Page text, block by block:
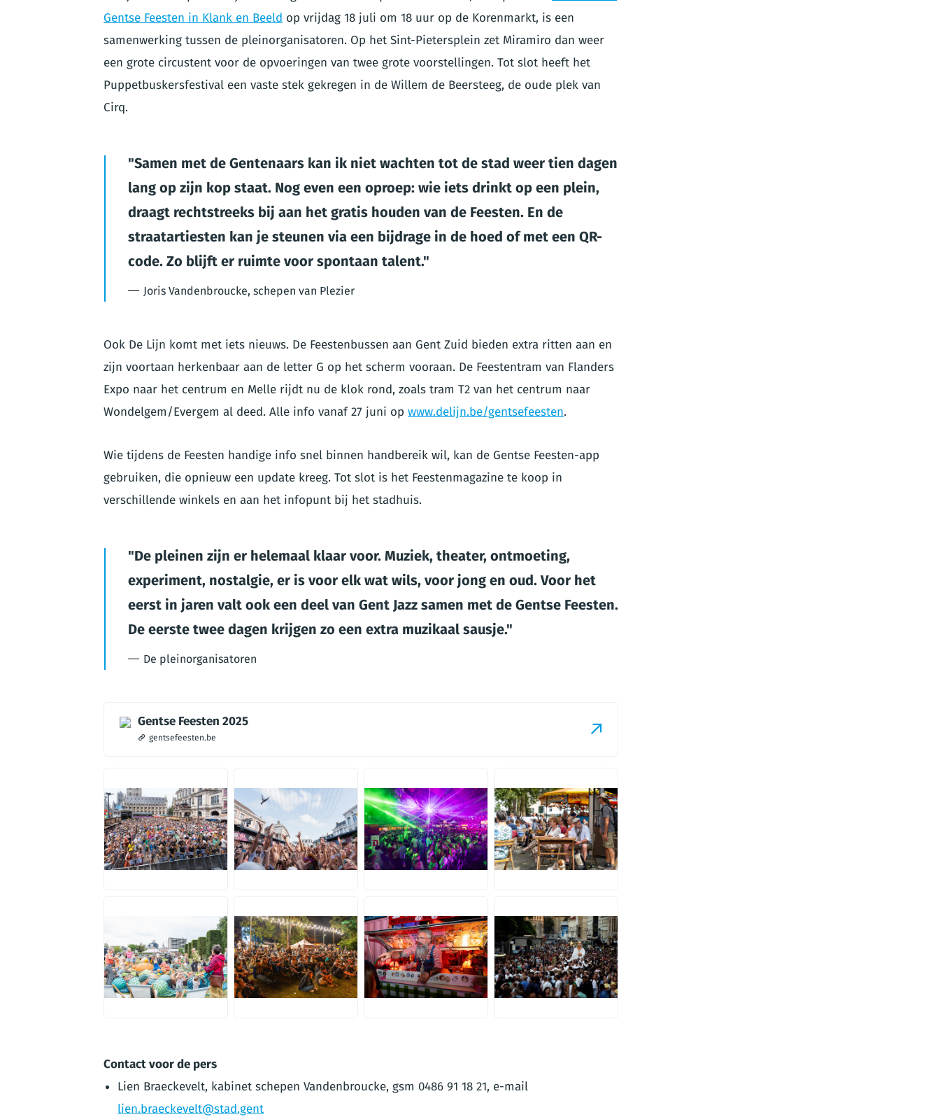
Gentse Feesten in Klank en Beeld op vrijdag 18 juli om 18 uur op de Korenmarkt, is een
samenwerking tussen de pleinorganisatoren. Op het Sint-Pietersplein zet Miramiro dan weer
een grote circustent voor de opvoeringen van twee grote voorstellingen. Tot slot heeft het
Puppetbuskersfestival een vaste stek gekregen in de Willem de Beersteeg, de oude plek van
Cirq.
Samen met de Gentenaars kan ik niet wachten tot de stad weer tien dagen
lang op zijn kop staat. Nog even een oproep: wie iets drinkt op een plein,
draagt rechtstreeks bij aan het gratis houden van de Feesten. En de
straatartiesten kan je steunen via een bijdrage in de hoed of met een QR-
code. Zo blijft er ruimte voor spontaan talent.
Joris Vandenbroucke, schepen van Plezier
Ook De Lijn komt met iets nieuws. De Feestenbussen aan Gent Zuid bieden extra ritten aan en
zijn voortaan herkenbaar aan de letter G op het scherm vooraan. De Feestentram van Flanders
Expo naar het centrum en Melle rijdt nu de klok rond, zoals tram T2 van het centrum naar
Wondelgem/Evergem al deed. Alle info vanaf 27 juni op www.delijn.be/gentsefeesten.
Wie tijdens de Feesten handige info snel binnen handbereik wil, kan de Gentse Feesten-app
gebruiken, die opnieuw een update kreeg. Tot slot is het Feestenmagazine te koop in
verschillende winkels en aan het infopunt bij het stadhuis.
De pleinen zijn er helemaal klaar voor. Muziek, theater, ontmoeting,
experiment, nostalgie, er is voor elk wat wils, voor jong en oud. Voor het
eerst in jaren valt ook een deel van Gent Jazz samen met de Gentse Feesten.
De eerste twee dagen krijgen zo een extra muzikaal sausje.
De pleinorganisatoren
Gentse Feesten 2025
gentsefeesten.be
JPG JPG JPG JPG
JPG JPG JPG JPG
Contact voor de pers
Lien Braeckevelt, kabinet schepen Vandenbroucke, gsm 0486 91 18 21, e-mail
lien.braeckevelt@stad.gent